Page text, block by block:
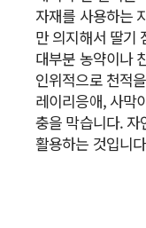
자재를 사용하는
만 의지해서 딸기
대부분 농약이나
인위적으로 천적
레이리응애, 사막
충을 막습니다.
활용하는 것입니